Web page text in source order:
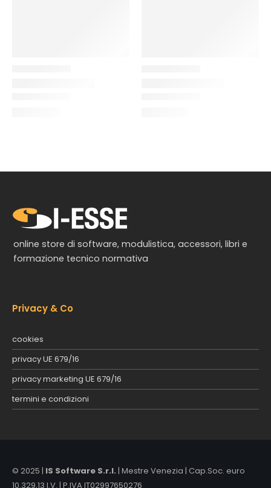
online store di software, modulistica, accessori, libri e
formazione tecnico normativa
Privacy & Co
cookies
privacy UE 679/16
privacy marketing UE 679/16
termini e condizioni
© 2025 | IS Software S.r.l. | Mestre Venezia | Cap.Soc. euro
10.329,13 I.V. | P.IVA IT02997650276